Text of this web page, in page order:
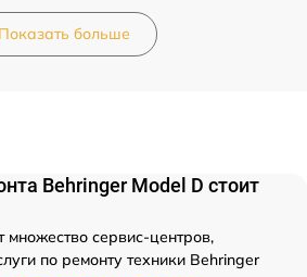
Показать больше
Behringer Model D стоит
множество сервис-центров,
по ремонту техники Behringer